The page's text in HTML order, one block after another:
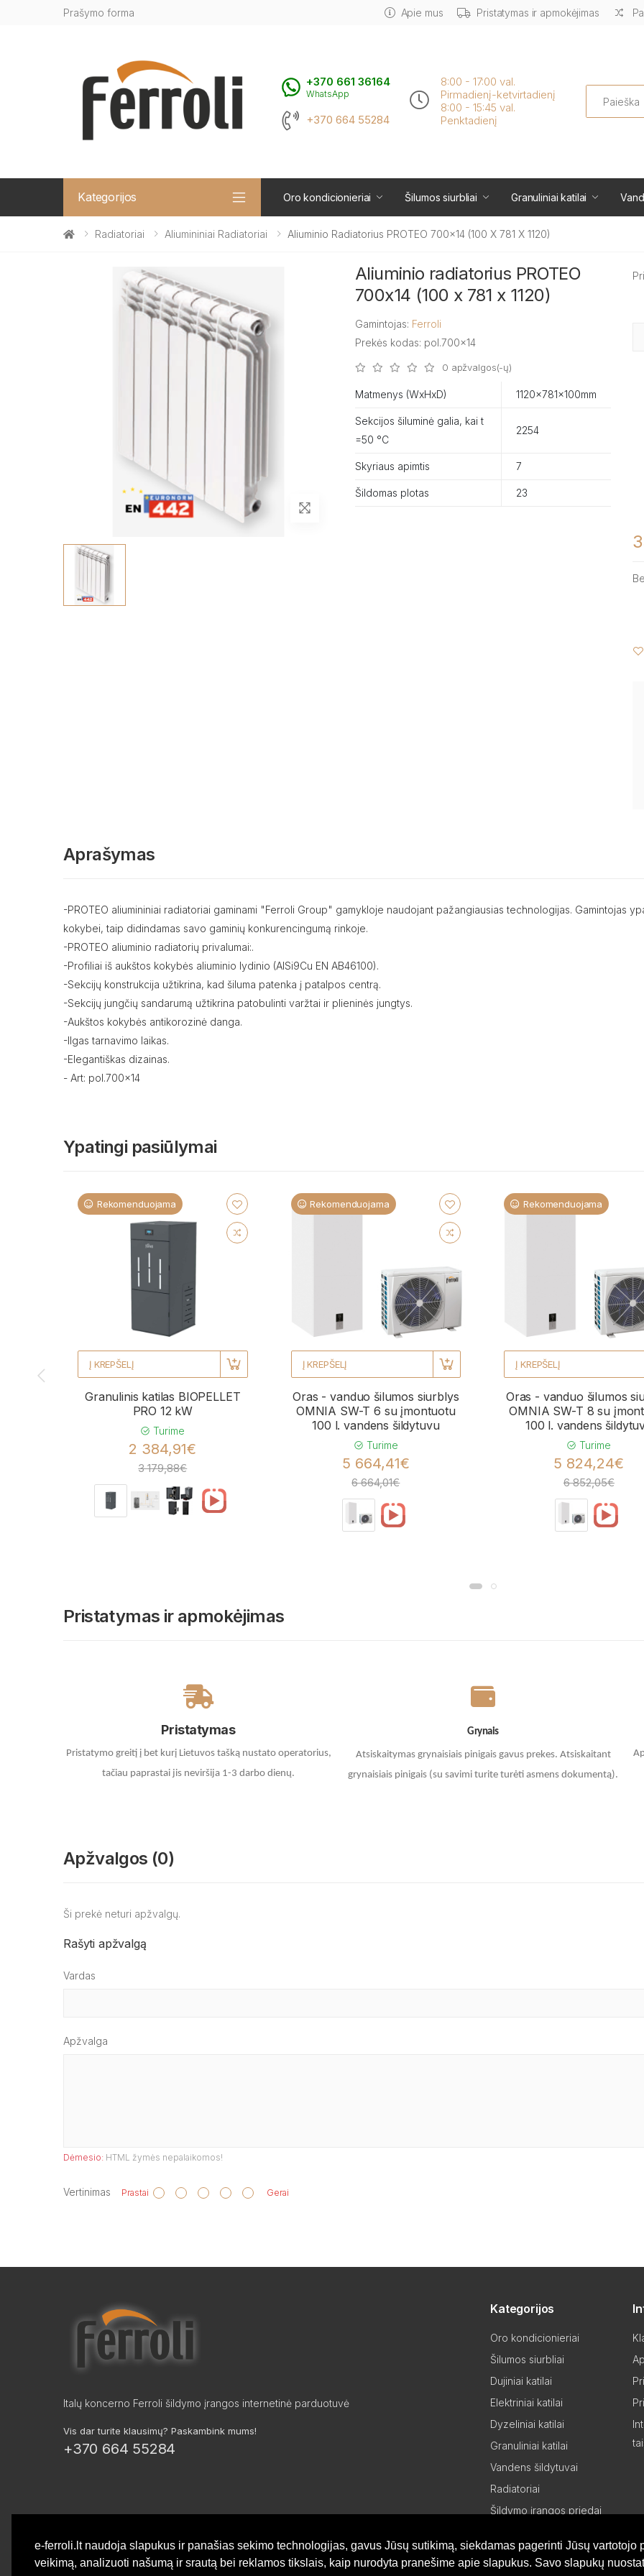
e-ferroli.lt naudoja slapukus ir panašias sekimo technologijas, gavus Jūsų sutikimą, siekdamas pagerinti Jūsų vartotojo
veikimą, analizuoti našumą ir srautą bei reklamos tikslais, kaip nurodyta pranešime apie slapukus. Savo slapukų
Prašymo forma Apie mus Pristatymas ir apmokėjimas
+370 661 36164
WhatsApp
+370 664 55284
8:00 - 17:00 val.
Pirmadienį-ketvirtadienį
8:00 - 15:45 val.
Penktadienį
Search
Kategorijos Oro kondicionieriai Šilumos siurbliai Granuliniai katilai
Radiatoriai Aliumininiai Radiatoriai Aliuminio Radiatorius PROTEO 700x14 (100 X 781 X 1120)
Aliuminio radiatorius PROTEO
700x14 (100 x 781 x 1120)
Gamintojas: Ferroli
Prekės kodas: pol.700x14
0 apžvalgos(-ų)
Matmenys (WxHxD) 1120x781x100mm
Sekcijos šiluminė galia, kai t
=50 °C
2254
Skyriaus apimtis 7
Šildomas plotas 23
Aprašymas
-PROTEO aliumininiai radiatoriai gaminami "Ferroli Group" gamykloje naudojant pažangiausias technologijas. Gamintojas
kokybei, taip didindamas savo gaminių konkurencingumą rinkoje.
-PROTEO aliuminio radiatorių privalumai:.
-Profiliai iš aukštos kokybės aliuminio lydinio (AISi9Cu EN AB46100).
-Sekcijų konstrukcija užtikrina, kad šiluma patenka į patalpos centrą.
-Sekcijų jungčių sandarumą užtikrina patobulinti varžtai ir plieninės jungtys.
-Aukštos kokybės antikorozinė danga.
-Ilgas tarnavimo laikas.
-Elegantiškas dizainas.
- Art: pol.700x14
Ypatingi pasiūlymai
Rekomenduojama
Į KREPŠELĮ
Granulinis katilas BIOPELLET
PRO 12 kW
Turime
2 384,91€
3 179,88€
Rekomenduojama
Į KREPŠELĮ
Oras - vanduo šilumos siurblys
OMNIA SW-T 6 su įmontuotu
100 l. vandens šildytuvu
Turime
5 664,41€
6 664,01€
Rekomenduojama
Į KREPŠELĮ
Oras - vanduo šilumos
OMNIA SW-T 8 su
100 l. vandens
Turime
5 824,24€
6 852,05€
Pristatymas ir apmokėjimas
Pristatymas
Pristatymo greitį į bet kurį Lietuvos tašką nustato operatorius,
tačiau paprastai jis neviršija 1-3 darbo dienų.
Grynais
Atsiskaitymas grynaisiais pinigais gavus prekes. Atsiskaitant
grynaisiais pinigais (su savimi turite turėti asmens dokumentą).
Apžvalgos (0)
Ši prekė neturi apžvalgų.
Rašyti apžvalgą
Vardas
Apžvalga
Dėmesio: HTML žymės nepalaikomos!
Vertinimas Prastai Gerai
Italų koncerno Ferroli šildymo įrangos internetinė parduotuvė
Vis dar turite klausimų? Paskambink mums!
+370 664 55284
Kategorijos
Oro kondicionieriai
Šilumos siurbliai
Dujiniai katilai
Elektriniai katilai
Dyzeliniai katilai
Granuliniai katilai
Vandens šildytuvai
Radiatoriai
Šildymo įrangos priedai
Partneriams